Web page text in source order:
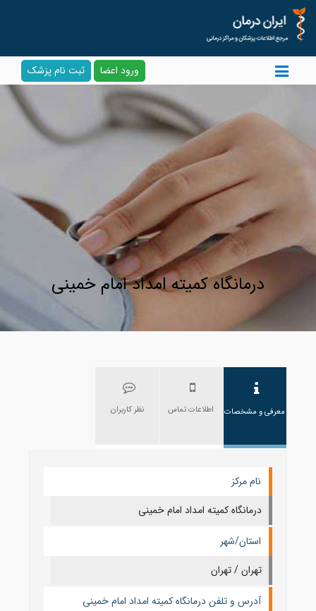
ورود اعضا ثبت نام پزشک
درمانگاه کمیته امداد امام خمینی
معرفی و مشخصات اطلاعات تماس نظر کاربران
نام مرکز
درمانگاه کمیته امداد امام خمینی
استان/شهر
تهران / تهران
آدرس و تلفن درمانگاه کمیته امداد امام خمینی